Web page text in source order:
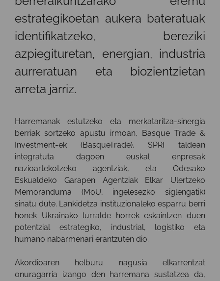
estrategikoetan aukera bateratuak
identifikatzeko, bereziki
azpiegituretan, energian, industria
aurreratuan eta biozientzietan
arreta jarriz.
Harremanak estutzeko eta merkataritza-sinergia
berriak sortzeko apustu irmoan, Basque Trade &
Investment-ek (BasqueTrade), SPRI taldean
integratuta dagoen euskal enpresak
nazioartekotzeko agentziak, eta Odesako
Eskualdeko Garapen Agentziak Elkar Ulertzeko
Memoranduma (MoU, ingelesezko siglengatik)
sinatu dute. Lankidetza instituzionaleko esparru berri
honek Ukrainako lurralde horrek eskaintzen duen
potentzial estrategiko, industrial, logistiko eta
humano nabarmenari erantzuten dio.
Akordioaren helburu nagusia elkarrentzat
onuragarria izango den harremana sustatzea da,